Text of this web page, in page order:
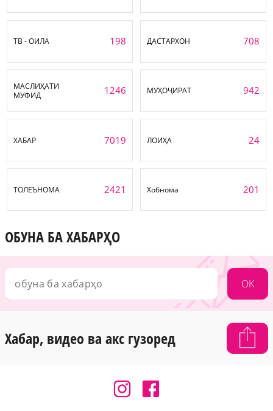
ТВ - ОИЛА 198 ДАСТАРХОН 708
МАСЛИҲАТИ
МУФИД
1246 МУҲОҶИРАТ 942
ХАБАР 7019 ЛОИҲА 24
ТОЛЕЪНОМА 2421 Хобнома 201
ОБУНА БА ХАБАРҲО
OK
Хабар, видео ва акс гузоред